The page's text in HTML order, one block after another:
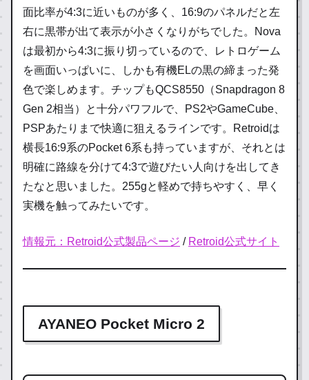
面比率が4:3に近いものが多く、16:9のパネルだと左
右に黒帯が出て表示が小さくなりがちでした。Nova
は最初から4:3に振り切っているので、レトロゲーム
を画面いっぱいに、しかも有機ELの黒の締まった発
色で楽しめます。チップもQCS8550（Snapdragon 8
Gen 2相当）と十分パワフルで、PS2やGameCube、
PSPあたりまで快適に狙えるラインです。Retroidは
横長16:9系のPocket 6系も持っていますが、それとは
明確に路線を分けて4:3で遊びたい人向けを出してき
たなと思いました。255gと軽めで持ちやすく、早く
実機を触ってみたいです。
情報元：Retroid公式製品ページ / Retroid公式サイト
AYANEO Pocket Micro 2